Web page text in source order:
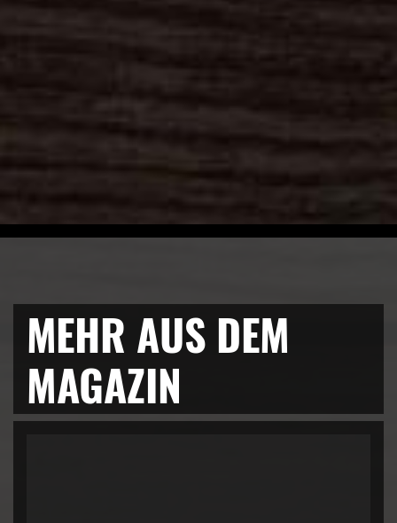
MEHR AUS DEM
MAGAZIN